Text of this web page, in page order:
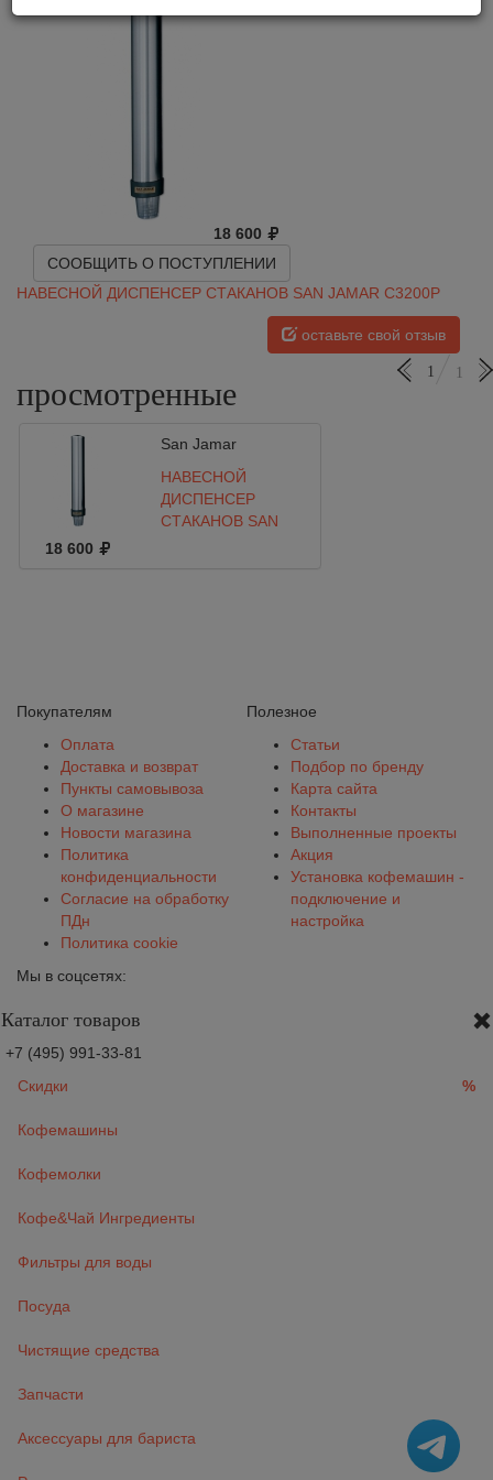
18 600
СООБЩИТЬ О ПОСТУПЛЕНИИ
НАВЕСНОЙ ДИСПЕНСЕР СТАКАНОВ SAN JAMAR C3200P
оставьте свой отзыв
просмотренные
1 1
San Jamar
НАВЕСНОЙ
ДИСПЕНСЕР
СТАКАНОВ SAN
18 600
Покупателям
Оплата
Доставка и возврат
Пункты самовывоза
О магазине
Новости магазина
Политика
конфиденциальности
Согласие на обработку
ПДн
Политика cookie
Полезное
Статьи
Подбор по бренду
Карта сайта
Контакты
Выполненные проекты
Акция
Установка кофемашин -
подключение и
настройка
Мы в соцсетях:
Каталог товаров
+7 (495) 991-33-81
Скидки
%
Кофемашины
Кофемолки
Кофе&Чай Ингредиенты
Фильтры для воды
Посуда
Чистящие средства
Запчасти
Аксессуары для бариста